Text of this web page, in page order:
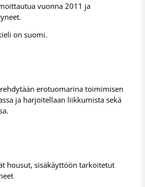
vuonna 2011 ja
on suomi.
erotuomarina toimimisen
ja harjoitellaan liikkumista sekä
housut, sisäkäyttöön tarkoitetut